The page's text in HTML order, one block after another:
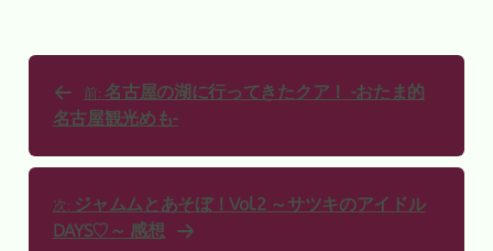
前: 名古屋の湖に行ってきたクア！ -おたま的
名古屋観光めも-
次: ジャムムとあそぼ！Vol.2 ～サツキのアイドル
DAYS♡～ 感想